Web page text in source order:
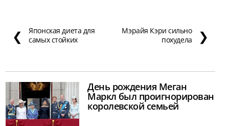
❮
Японская диета для
самых стойких
Мэрайя Кэри сильно
похудела
❯
День рождения Меган
Маркл был проигнорирован
королевской семьей